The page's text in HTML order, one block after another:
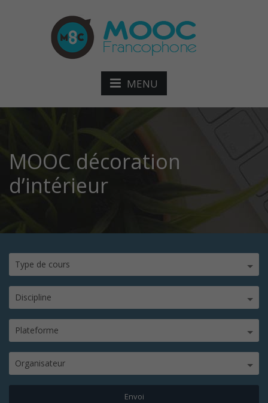
MENU
MOOC décoration
d’intérieur
Type de cours
Discipline
Plateforme
Organisateur